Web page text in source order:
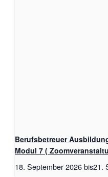
Berufsbetreuer
Modul 7 (
18. September 2026bis21.